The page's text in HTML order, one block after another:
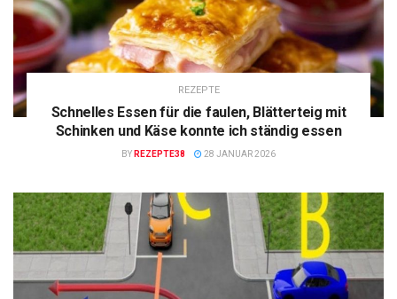
REZEPTE
Schnelles Essen für die faulen, Blätterteig mit
Schinken und Käse konnte ich ständig essen
BY REZEPTE38 28 JANUAR 2026